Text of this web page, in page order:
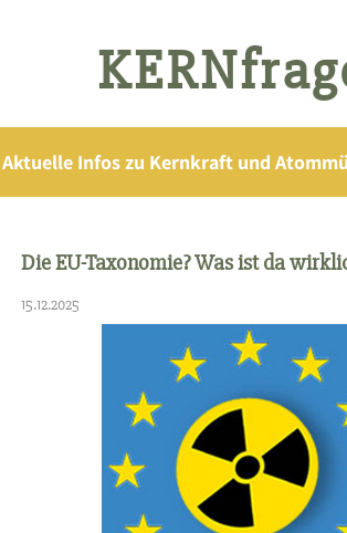
Aktuelle Infos zu Kernkraft und
Die EU-Taxonomie? Was ist da
15.12.2025